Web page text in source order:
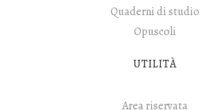
Quaderni di studio
Opuscoli
UTILITÀ
Area riservata